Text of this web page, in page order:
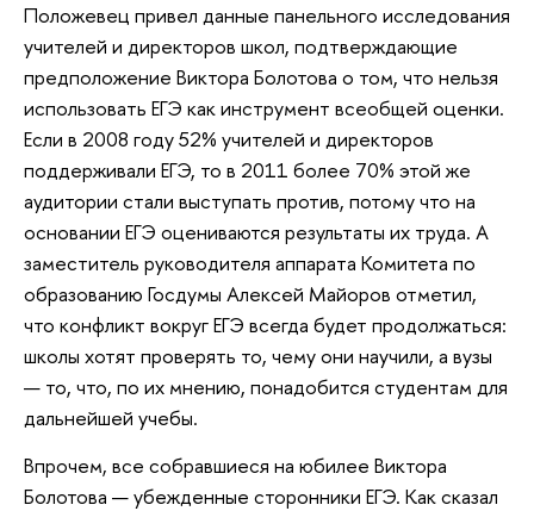
Положевец привел данные панельного исследования
учителей и директоров школ, подтверждающие
предположение Виктора Болотова о том, что нельзя
использовать ЕГЭ как инструмент всеобщей оценки.
Если в 2008 году 52% учителей и директоров
поддерживали ЕГЭ, то в 2011 более 70% этой же
аудитории стали выступать против, потому что на
основании ЕГЭ оцениваются результаты их труда. А
заместитель руководителя аппарата Комитета по
образованию Госдумы Алексей Майоров отметил,
что конфликт вокруг ЕГЭ всегда будет продолжаться:
школы хотят проверять то, чему они научили, а вузы
— то, что, по их мнению, понадобится студентам для
дальнейшей учебы.
Впрочем, все собравшиеся на юбилее Виктора
Болотова — убежденные сторонники ЕГЭ. Как сказал